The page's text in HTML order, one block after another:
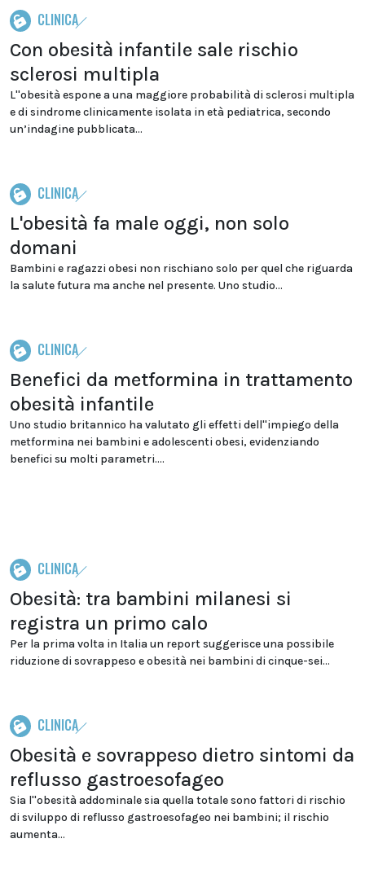
CLINICA
Con obesità infantile sale rischio
sclerosi multipla
L''obesità espone a una maggiore probabilità di sclerosi multipla
e di sindrome clinicamente isolata in età pediatrica, secondo
un’indagine pubblicata...
CLINICA
L'obesità fa male oggi, non solo
domani
Bambini e ragazzi obesi non rischiano solo per quel che riguarda
la salute futura ma anche nel presente. Uno studio...
CLINICA
Benefici da metformina in trattamento
obesità infantile
Uno studio britannico ha valutato gli effetti dell''impiego della
metformina nei bambini e adolescenti obesi, evidenziando
benefici su molti parametri....
CLINICA
Obesità: tra bambini milanesi si
registra un primo calo
Per la prima volta in Italia un report suggerisce una possibile
riduzione di sovrappeso e obesità nei bambini di cinque-sei...
CLINICA
Obesità e sovrappeso dietro sintomi da
reflusso gastroesofageo
Sia l''obesità addominale sia quella totale sono fattori di rischio
di sviluppo di reflusso gastroesofageo nei bambini; il rischio
aumenta...